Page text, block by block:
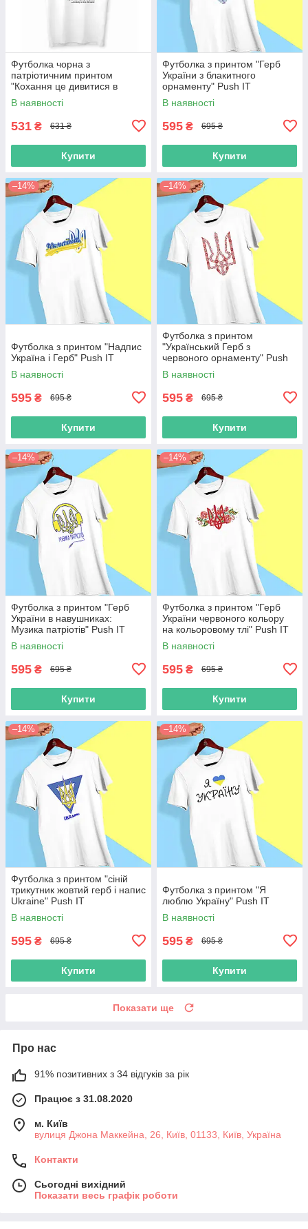
Футболка чорна з
патріотичним принтом
"Кохання це дивитися в
одному напрямку" Push IT
В наявності
531 ₴ 631 ₴
Купити
Футболка з принтом "Герб
України з блакитного
орнаменту" Push IT
В наявності
595 ₴ 695 ₴
Купити
–14%
Футболка з принтом "Надпис
Україна і Герб" Push IT
В наявності
595 ₴ 695 ₴
Купити
–14%
Футболка з принтом
"Український Герб з
червоного орнаменту" Push
IT
В наявності
595 ₴ 695 ₴
Купити
–14%
Футболка з принтом "Герб
України в навушниках:
Музика патріотів" Push IT
В наявності
595 ₴ 695 ₴
Купити
–14%
Футболка з принтом "Герб
України червоного кольору
на кольоровому тлі" Push IT
В наявності
595 ₴ 695 ₴
Купити
–14%
Футболка з принтом "сіній
трикутник жовтий герб і напис
Ukraine" Push IT
В наявності
595 ₴ 695 ₴
Купити
–14%
Футболка з принтом "Я
люблю Україну" Push IT
В наявності
595 ₴ 695 ₴
Купити
Показати ще
Про нас
91% позитивних з 34 відгуків за рік
Працює з 31.08.2020
м. Київ
вулиця Джона Маккейна, 26, Київ, 01133, Київ, Україна
Контакти
Сьогодні вихідний
Показати весь графік роботи